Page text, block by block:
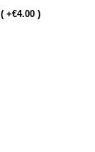
( +€4.00 )